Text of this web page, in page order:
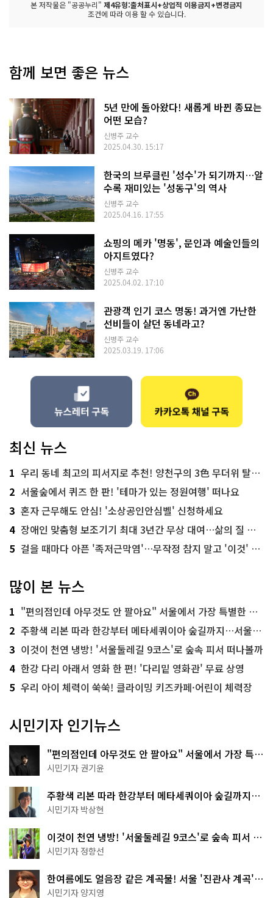
본 저작물은 "공공누리" 제4유형:출처표시+상업적 이용금지+변경금지
조건에 따라 이용 할 수 있습니다.
함께 보면 좋은 뉴스
5년 만에 돌아왔다! 새롭게 바뀐 종묘는
어떤 모습?
신병주 교수
2025.04.30. 15:17
한국의 브루클린 '성수'가 되기까지…알
수록 재미있는 '성동구'의 역사
신병주 교수
2025.04.16. 17:55
쇼핑의 메카 '명동', 문인과 예술인들의
아지트였다?
신병주 교수
2025.04.02. 17:10
관광객 인기 코스 명동! 과거엔 가난한
선비들이 살던 동네라고?
신병주 교수
2025.03.19. 17:06
최신 뉴스
1 우리 동네 최고의 피서지로 추천! 양천구의 3色 무더위 탈출 명소
2 서울숲에서 퀴즈 한 판! '테마가 있는 정원여행' 떠나요
3 혼자 근무해도 안심! '소상공인안심벨' 신청하세요
4 장애인 맞춤형 보조기기 최대 3년간 무상 대여…삶의 질 높인다
5 걸을 때마다 아픈 '족저근막염'…무작정 참지 말고 '이것' 해보세요!
많이 본 뉴스
1 "편의점인데 아무것도 안 팔아요" 서울에서 가장 특별한 편의점의 정체
2 주황색 리본 따라 한강부터 메타세쿼이아 숲길까지…서울둘레길 15코스
3 이것이 천연 냉방! '서울둘레길 9코스'로 숲속 피서 떠나볼까
4 한강 다리 아래서 영화 한 편! '다리밑 영화관' 무료 상영
5 우리 아이 체력이 쑥쑥! 클라이밍 키즈카페·어린이 체력장
시민기자 인기뉴스
"편의점인데 아무것도 안 팔아요" 서울에서 가장 특별
한 편의점의 정체
시민기자 권기윤
주황색 리본 따라 한강부터 메타세쿼이아 숲길까지…
서울둘레길 15코스
시민기자 박상현
이것이 천연 냉방! '서울둘레길 9코스'로 숲속 피서 떠
나볼까
시민기자 정향선
한여름에도 얼음장 같은 계곡물! 서울 '진관사 계곡'이
천국이네~
시민기자 양지영